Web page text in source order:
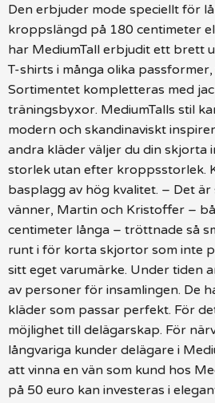
Den erbjuder mode speciellt för
kroppslängd på 180 centimeter
har MediumTall erbjudit ett brett
T-shirts i många olika
Sortimentet kompletteras med
träningsbyxor. MediumTalls stil
modern och skandinaviskt
andra kläder väljer du din skjorta
storlek utan efter kroppsstorlek.
basplagg av hög kvalitet. – Det är
vänner, Martin och Kristoffer –
centimeter långa – tröttnade så
runt i för korta skjortor som inte
sitt eget varumärke. Under tiden
av personer för insamlingen. De
kläder som passar perfekt. För
möjlighet till delägarskap. För
långvariga kunder delägare i
att vinna en vän som kund hos
på 50 euro kan investeras i